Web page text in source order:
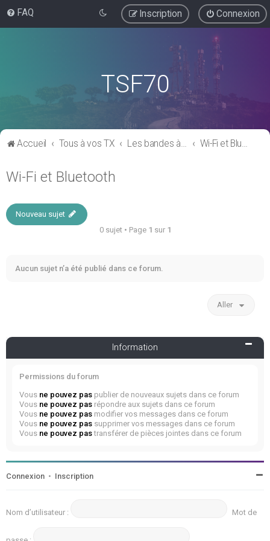
FAQ Connexion
Inscription
TSF70
Accueil Tous à vos TX Les bandes à usage "libre" Wi-Fi et Bluetooth
Wi-Fi et Bluetooth
Nouveau sujet
0 sujet • Page 1 sur 1
Aucun sujet n’a été publié dans ce forum.
Aller
Information
Permissions du forum
Vous ne pouvez pas publier de nouveaux sujets dans ce forum
Vous ne pouvez pas répondre aux sujets dans ce forum
Vous ne pouvez pas modifier vos messages dans ce forum
Vous ne pouvez pas supprimer vos messages dans ce forum
Vous ne pouvez pastransférer de pièces jointes dans ce forum
Connexion • Inscription
Nom d’utilisateur : Mot de